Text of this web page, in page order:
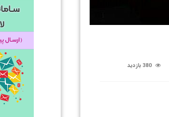
380 بازدید